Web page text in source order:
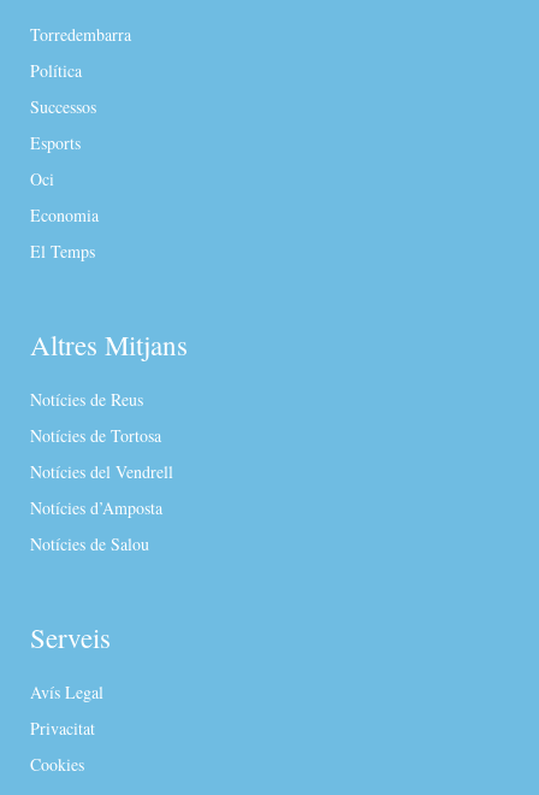
Torredembarra
Política
Successos
Esports
Oci
Economia
El Temps
Altres Mitjans
Notícies de Reus
Notícies de Tortosa
Notícies del Vendrell
Notícies d’Amposta
Notícies de Salou
Serveis
Avís Legal
Privacitat
Cookies